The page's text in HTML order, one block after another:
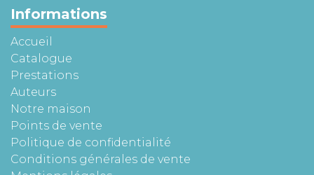
Informations
Accueil
Catalogue
Prestations
Auteurs
Notre maison
Points de vente
Politique de confidentialité
Conditions générales de vente